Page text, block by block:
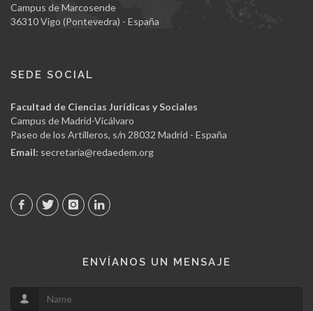
Campus de Marcosende
36310 Vigo (Pontevedra) - España
SEDE SOCIAL
Facultad de Ciencias Jurídicas y Sociales
Campus de Madrid-Vicálvaro
Paseo de los Artilleros, s/n 28032 Madrid - España
Email: secretaria@redaedem.org
ENVÍANOS UN MENSAJE